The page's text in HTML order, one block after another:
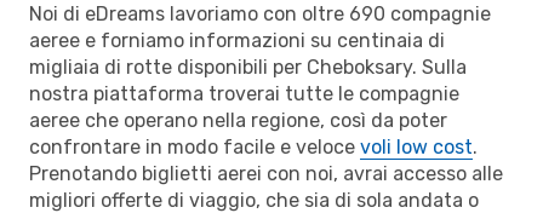
Noi di eDreams lavoriamo con oltre 690 compagnie
aeree e forniamo informazioni su centinaia di
migliaia di rotte disponibili per Cheboksary. Sulla
nostra piattaforma troverai tutte le compagnie
aeree che operano nella regione, così da poter
confrontare in modo facile e veloce voli low cost.
Prenotando biglietti aerei con noi, avrai accesso alle
migliori offerte di viaggio, che sia di sola andata o